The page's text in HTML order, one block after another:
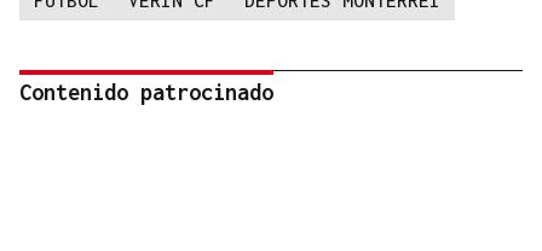
Contenido patrocinado